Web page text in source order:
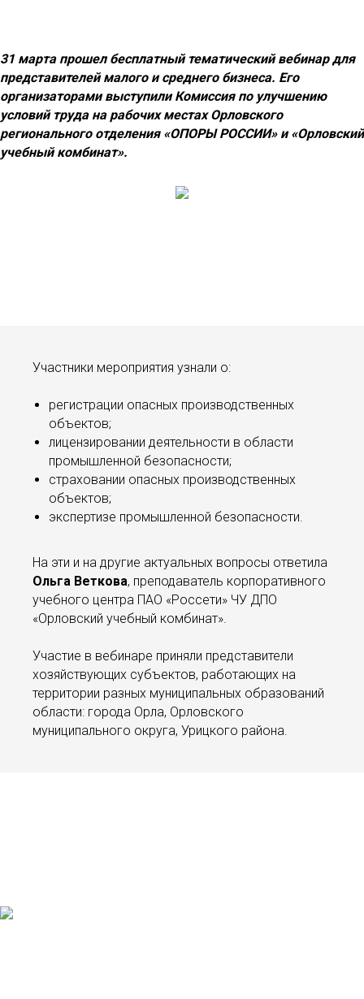
31 марта прошел бесплатный тематический вебинар для
представителей малого и среднего бизнеса. Его
организаторами выступили Комиссия по улучшению
условий труда на рабочих местах Орловского
регионального отделения «ОПОРЫ РОССИИ» и «Орловский
учебный комбинат».
Участники мероприятия узнали о:
регистрации опасных производственных
объектов;
лицензировании деятельности в области
промышленной безопасности;
страховании опасных производственных
объектов;
экспертизе промышленной безопасности. ⠀⠀
На эти и на другие актуальных вопросы ответила
Ольга Веткова, преподаватель корпоративного
учебного центра ПАО «Россети» ЧУ ДПО
«Орловский учебный комбинат».
Участие в вебинаре приняли представители
хозяйствующих субъектов, работающих на
территории разных муниципальных образований
области: города Орла, Орловского
муниципального округа, Урицкого района.